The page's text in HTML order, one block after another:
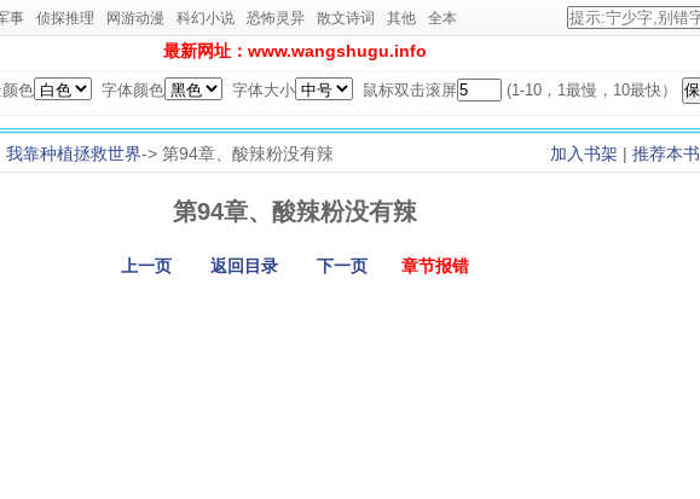
事 侦探推理 网游动漫 科幻小说 恐怖灵异 散文诗词 其他 全本
最新网址：www.wangshugu.info
色 字体颜色 字体大小 鼠标双击滚屏 (1-10，1最慢，10最快）
加入书架 | 推荐本书
我靠种植拯救世界-> 第94章、酸辣粉没有辣
第94章、酸辣粉没有辣
上一页 返回目录 下一页 章节报错